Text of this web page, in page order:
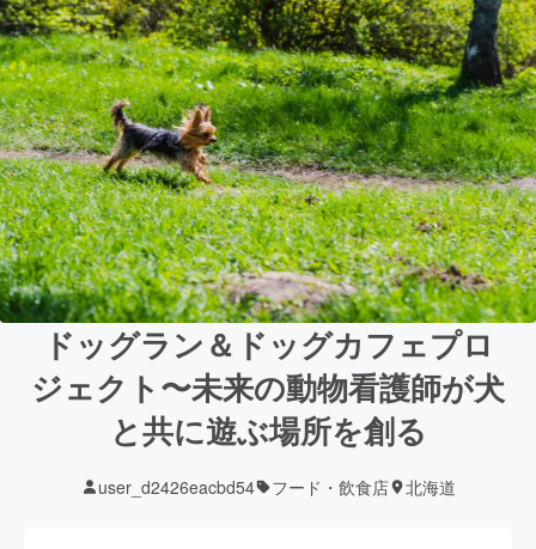
ドッグラン＆ドッグカフェプロ
ジェクト〜未来の動物看護師が犬
と共に遊ぶ場所を創る
user_d2426eacbd54 フード・飲食店 北海道